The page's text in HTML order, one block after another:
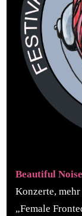
Beautiful
Konzerte,
„Female